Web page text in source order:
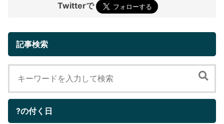
Twitterで
記事検索
?の付く日